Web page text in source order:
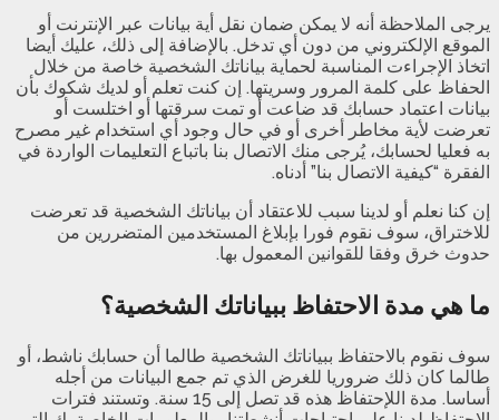
يرجى الملاحظة أنه لا يمكن ضمان نقل أية بيانات عبر الإنترنت أو
الموقع الإلكتروني من دون أي تدخل. بالإضافة إلى ذلك، عليك أيضا
اتخاذ الإجراءت المناسبة لحماية بياناتك الشخصية خاصة من خلال
الحفاظ على كلمة المرور وسريتها. إن كنت تعلم أو لديك شكوك بأن
بيانات اعتماد حسابك قد ضاعت أو تمت سرقتها أو اختلست أو
تعرضت لأية مخاطر أخرى أو في حال وجود أي استخدام غير مصرح
به فعليا لحسابك، يُرجى منك الاتصال بنا باتباع التعليمات الواردة في
الفقرة “كيفية الاتصال بنا” أدناه.
إن كنا نعلم أو لدينا سبب للاعتقاد أن بياناتك الشخصية قد تعرضت
للاختراق، سوف نقوم فورا بإبلاغ المستخدمين المتضررين من
حدوث خرق وفقا للقوانين المعمول بها.
ما هي مدة الاحتفاظ ببياناتك الشخصية؟
سوف نقوم بالاحتفاظ ببياناتك الشخصية طالما أن حسابك ناشط، أو
طالما كان ذلك ضروريا للغرض الذي تم جمع البيانات من أجله
أساسا. مدة اللإحتفاظ هذه قد تصل إلى 15 سنة. وتستند فترات